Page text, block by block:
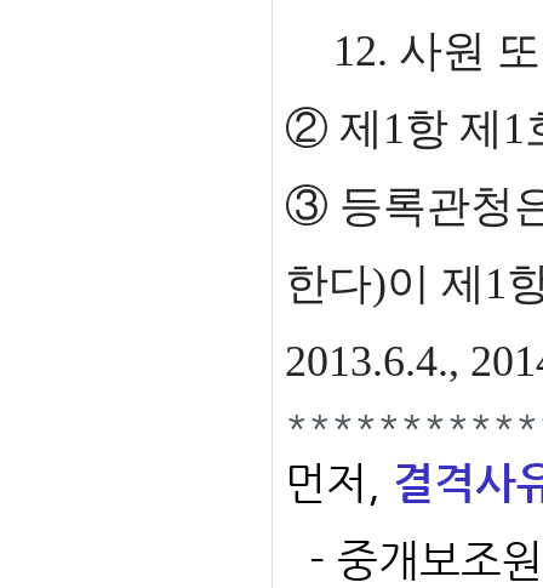
12. 사원
② 제1항 제1
③ 등록관청
한다)이 제1
2013.6.4.,
먼저, 결격사
- 중개보조